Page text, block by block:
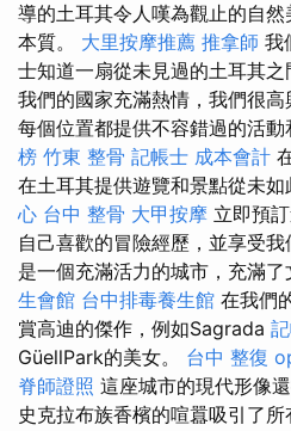
導的土耳其令人嘆為觀止的自
本質。 大里按摩推薦 推拿師 我
士知道一扇從未見過的土耳其之
我們的國家充滿熱情，我們很高
每個位置都提供不容錯過的活動
榜 竹東 整骨 記帳士 成本會計
在土耳其提供遊覽和景點從未如
心 台中 整骨 大甲按摩 立即預
自己喜歡的冒險經歷，並享受
是一個充滿活力的城市，充滿了
生會館 台中排毒養生館 在我們
賞高迪的傑作，例如Sagrada
GüellPark的美女。 台中 整復
脊師證照 這座城市的現代形像
史克拉布族香檳的喧囂吸引了